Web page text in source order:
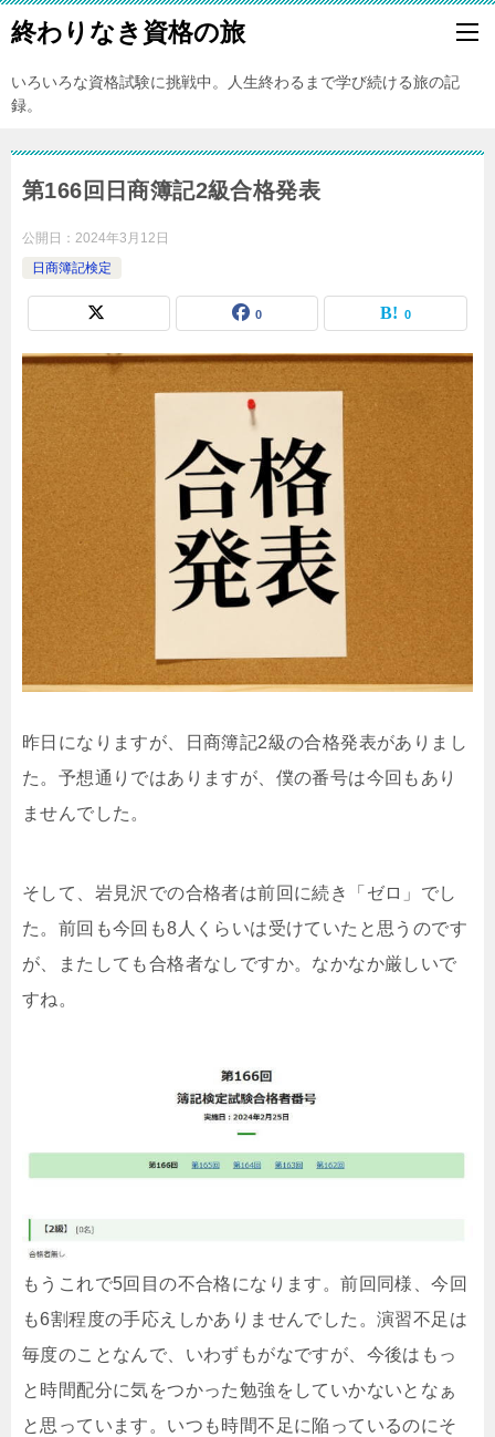
終わりなき資格の旅
いろいろな資格試験に挑戦中。人生終わるまで学び続ける旅の記
録。
第166回日商簿記2級合格発表
公開日： 2024年3月12日
日商簿記検定
0 0
昨日になりますが、日商簿記2級の合格発表がありまし
た。予想通りではありますが、僕の番号は今回もあり
ませんでした。
そして、岩見沢での合格者は前回に続き「ゼロ」でし
た。前回も今回も8人くらいは受けていたと思うのです
が、またしても合格者なしですか。なかなか厳しいで
すね。
もうこれで5回目の不合格になります。前回同様、今回
も6割程度の手応えしかありませんでした。演習不足は
毎度のことなんで、いわずもがなですが、今後はもっ
と時間配分に気をつかった勉強をしていかないとなぁ
と思っています。いつも時間不足に陥っているのにそ